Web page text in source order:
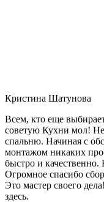
Кристина Шатунова
Всем, кто еще
советую Кухни мол!
спальню. Начиная с
монтажом никаких
быстро и
Огромное спасибо
Это мастер своего
здесь.